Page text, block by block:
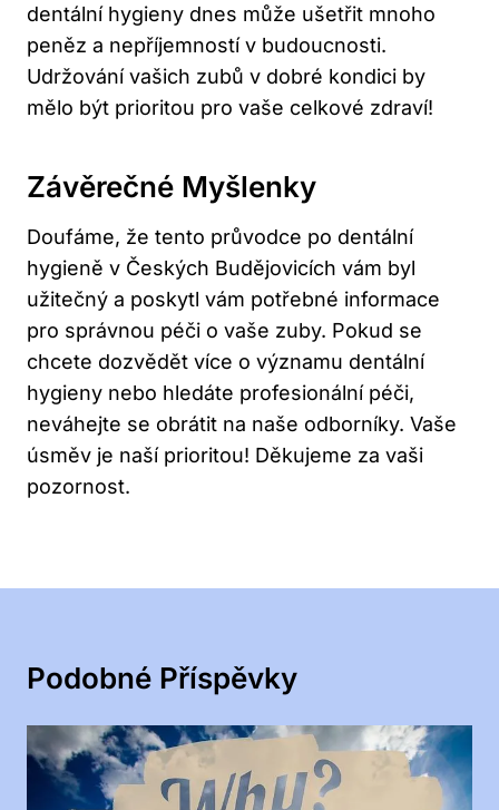
dentální hygieny dnes může ušetřit mnoho
peněz a nepříjemností v budoucnosti.
Udržování vašich zubů v dobré kondici by
mělo být prioritou pro vaše celkové zdraví!
Závěrečné Myšlenky
Doufáme, že tento průvodce po dentální
hygieně v Českých Budějovicích vám byl
užitečný a poskytl vám potřebné informace
pro správnou péči o vaše zuby. Pokud se
chcete dozvědět více o významu dentální
hygieny nebo hledáte profesionální péči,
neváhejte se obrátit na naše odborníky. Vaše
úsměv je naší prioritou! Děkujeme za vaši
pozornost.
Podobné Příspěvky